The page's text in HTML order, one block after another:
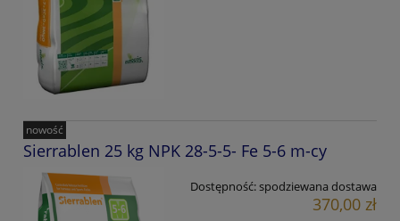
Sierrablen 25 kg NPK 28-5-5- Fe 5-6 m-cy
Dostępność:spodziewana dostawa
370,00 zł
nowość